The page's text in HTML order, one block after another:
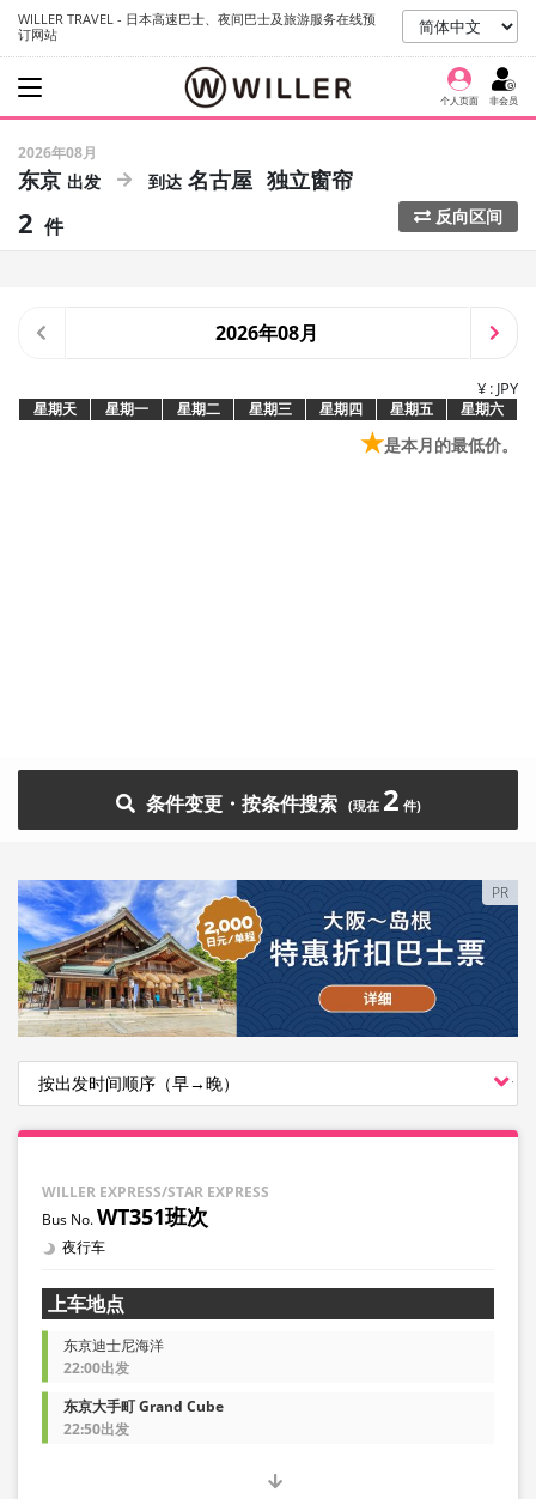
WILLER TRAVEL - 日本高速巴士、夜间巴士及旅游服务在线预
订网站
个人页面 非会员
2026年08月
东京 名古屋 独立窗帘
2 件 反向区间
2026年08月
¥ : JPY
星期天 星期一 星期二 星期三 星期四 星期五 星期六
★是本月的最低价。
条件变更・按条件搜索 2
PR
WILLER EXPRESS/STAR EXPRESS
WT351班次
夜行车
上车地点
东京迪士尼海洋
22:00出发
东京大手町 Grand Cube
22:50出发